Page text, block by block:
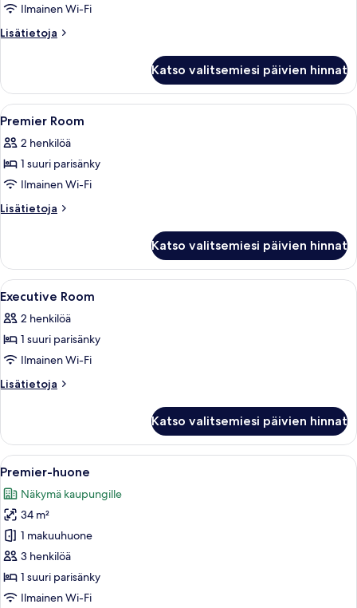
Room
kuvat
Ilmainen Wi-Fi
Lisätietoja
Lisätietoja
Katso valitsemiesi päivien hinnat
Avaa
kaikki
huonetyypin
Premier
Room
kuvat
5
Premier Room
2 henkilöä
1 suuri parisänky
Ilmainen Wi-Fi
Lisätietoja
Lisätietoja
Katso valitsemiesi päivien hinnat
Avaa
kaikki
huonetyypin
Executive
Room
kuvat
6
Executive Room
2 henkilöä
1 suuri parisänky
Ilmainen Wi-Fi
Lisätietoja
Lisätietoja
Katso valitsemiesi päivien hinnat
Avaa
kaikki
huonetyypin
Premier-
huone
kuvat
Hotellihuone, jossa on suuri sänky,
7
Premier-huone
Näkymä kaupungille
34 m²
1 makuuhuone
3 henkilöä
1 suuri parisänky
Ilmainen Wi-Fi